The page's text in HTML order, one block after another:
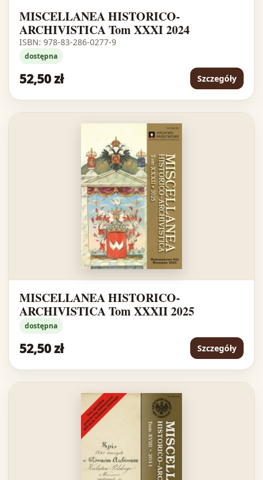
MISCELLANEA HISTORICO-
ARCHIVISTICA Tom XXXI 2024
ISBN: 978-83-286-0277-9
dostępna
52,50 zł Szczegóły
MISCELLANEA HISTORICO-
ARCHIVISTICA Tom XXXII 2025
dostępna
52,50 zł Szczegóły